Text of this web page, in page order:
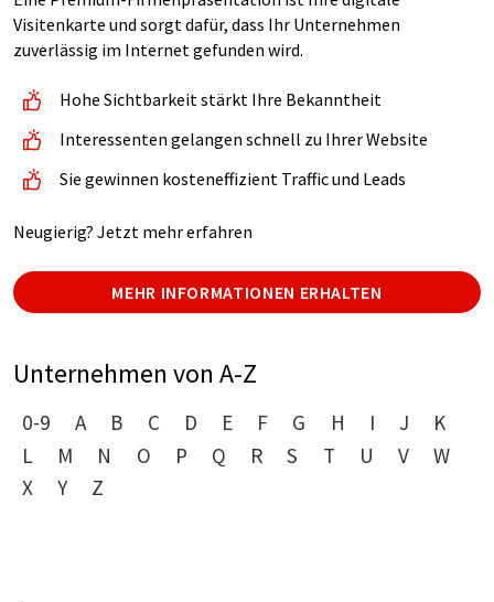
Visitenkarte und sorgt dafür, dass Ihr Unternehmen
zuverlässig im Internet gefunden wird.
Hohe Sichtbarkeit stärkt Ihre Bekanntheit
Interessenten gelangen schnell zu Ihrer Website
Sie gewinnen kosteneffizient Traffic und Leads
Neugierig? Jetzt mehr erfahren
MEHR INFORMATIONEN ERHALTEN
Unternehmen von A-Z
0-9 A B C D E F G H I J
K
L
M N O P Q R S T U V
W
X
Y Z